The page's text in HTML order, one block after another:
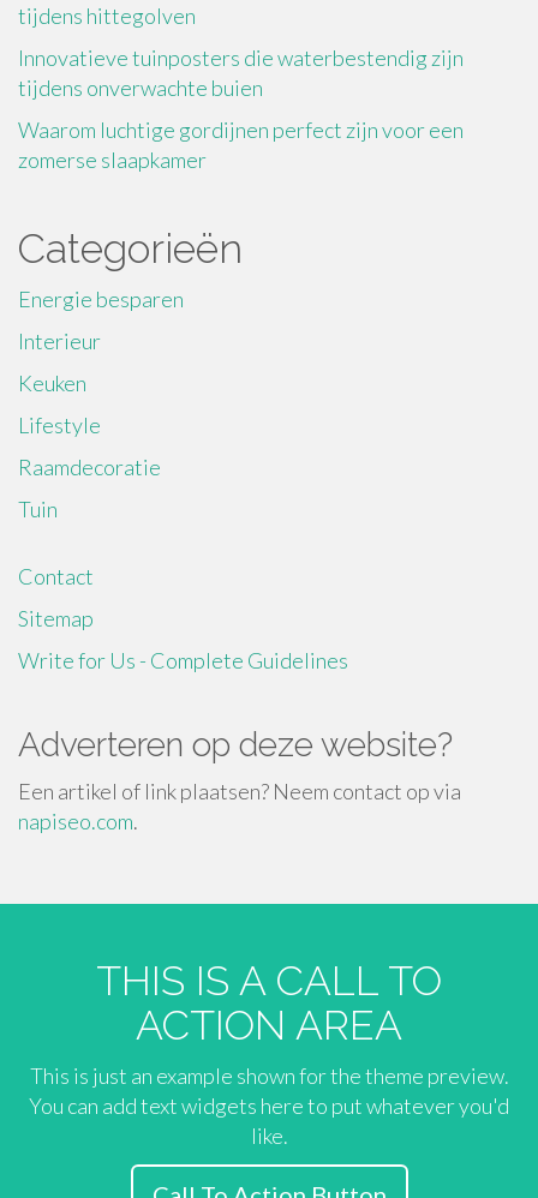
tijdens hittegolven
Innovatieve tuinposters die waterbestendig zijn
tijdens onverwachte buien
Waarom luchtige gordijnen perfect zijn voor een
zomerse slaapkamer
Categorieën
Energie besparen
Interieur
Keuken
Lifestyle
Raamdecoratie
Tuin
Contact
Sitemap
Write for Us - Complete Guidelines
Adverteren op deze website?
Een artikel of link plaatsen? Neem contact op via
napiseo.com.
THIS IS A CALL TO
ACTION AREA
This is just an example shown for the theme preview.
You can add text widgets here to put whatever you'd
like.